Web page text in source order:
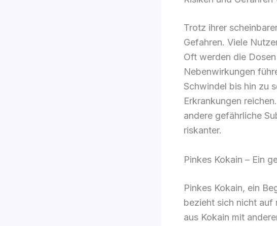
Trotz ihrer
Gefahren. Viele
Oft werden die
Nebenwirkungen
Schwindel bis hin zu
Erkrankungen
andere gefährliche
riskanter.
Pinkes Kokain – Ein
Pinkes Kokain, ein
bezieht sich nicht auf
aus Kokain mit